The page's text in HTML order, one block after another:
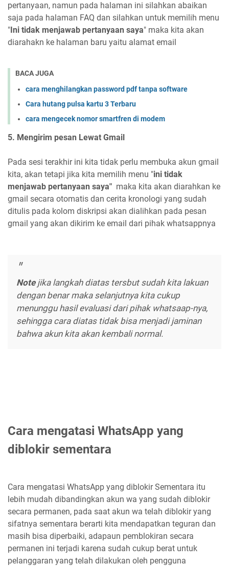
pertanyaan, namun pada halaman ini silahkan abaikan
saja pada halaman FAQ dan silahkan untuk memilih menu
" Ini tidak menjawab pertanyaan saya" maka kita akan
diarahakn ke halaman baru yaitu alamat email
BACA JUGA
cara menghilangkan password pdf tanpa software
Cara hutang pulsa kartu 3 Terbaru
cara mengecek nomor smartfren di modem
5. Mengirim pesan Lewat Gmail
Pada sesi terakhir ini kita tidak perlu membuka akun gmail
kita, akan tetapi jika kita memilih menu "ini tidak
menjawab pertanyaan saya" maka kita akan diarahkan ke
gmail secara otomatis dan cerita kronologi yang sudah
ditulis pada kolom diskripsi akan dialihkan pada pesan
gmail yang akan dikirim ke email dari pihak whatsappnya
Notejika langkah diatas tersbut sudah kita lakuan
dengan benar maka selanjutnya kita cukup
menunggu hasil evaluasi dari pihak whatsaap-nya,
sehingga cara diatas tidak bisa menjadi jaminan
bahwa akun kita akan kembali normal.
Cara mengatasi WhatsApp yang
diblokir sementara
Cara mengatasi WhatsApp yang diblokir Sementara itu
lebih mudah dibandingkan akun wa yang sudah diblokir
secara permanen, pada saat akun wa telah diblokir yang
sifatnya sementara berarti kita mendapatkan teguran dan
masih bisa diperbaiki, adapaun pemblokiran secara
permanen ini terjadi karena sudah cukup berat untuk
pelanggaran yang telah dilakukan oleh pengguna